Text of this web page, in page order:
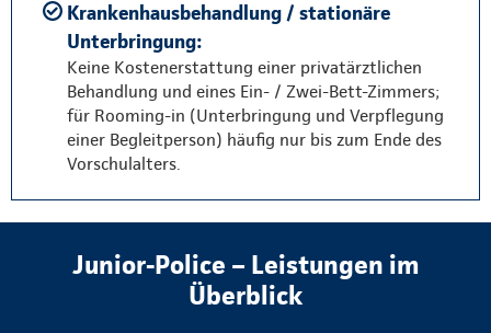
Krankenhausbehandlung / stationäre
Unterbringung:
Keine Kostenerstattung einer privatärztlichen
Behandlung und eines Ein- / Zwei-Bett-Zimmers;
für Rooming-in (Unterbringung und Verpflegung
einer Begleitperson) häufig nur bis zum Ende des
Vorschulalters.
Junior-Police – Leistungen im
Überblick